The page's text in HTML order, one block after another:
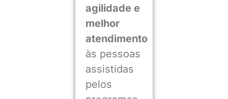
agilidade e
melhor
atendimento
às pessoas
assistidas
pelos